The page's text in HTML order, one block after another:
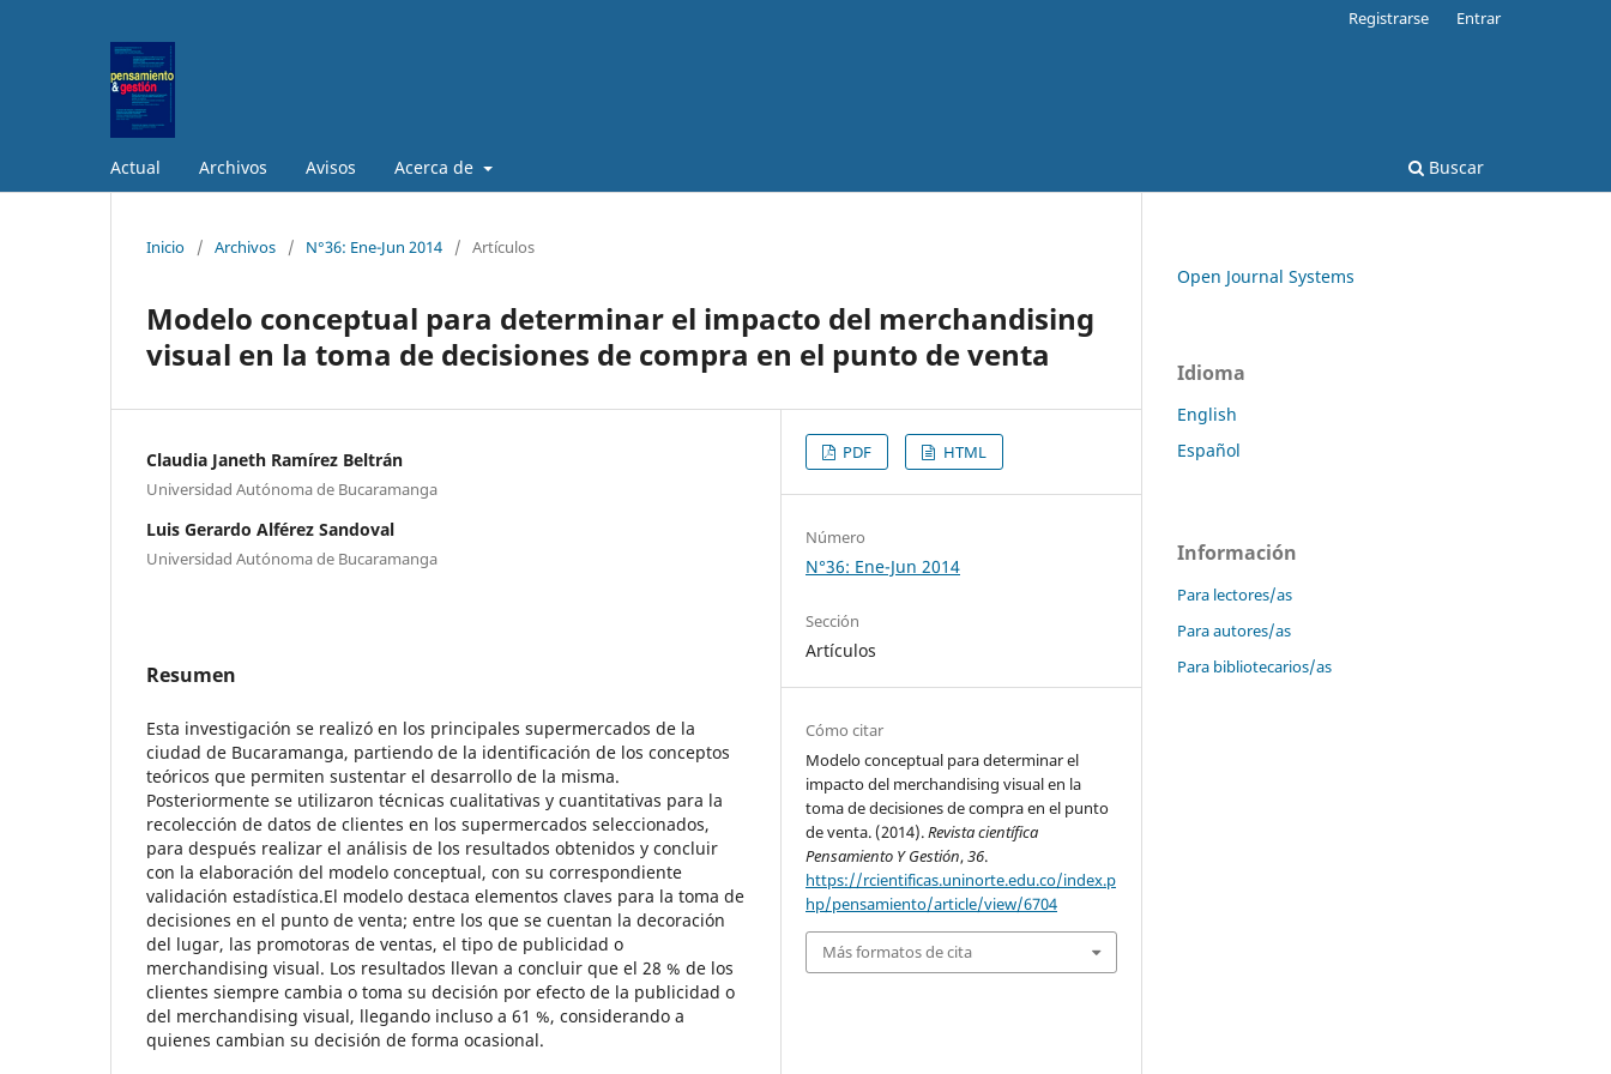
Actual Archivos Avisos Acerca de Buscar
Registrarse Entrar
Inicio / Archivos / N°36: Ene-Jun 2014 / Artículos
Modelo conceptual para determinar el impacto del merchandising
visual en la toma de decisiones de compra en el punto de venta
Claudia Janeth Ramírez Beltrán
Universidad Autónoma de Bucaramanga
Luis Gerardo Alférez Sandoval
Universidad Autónoma de Bucaramanga
Resumen
Esta investigación se realizó en los principales supermercados de la
ciudad de Bucaramanga, partiendo de la identificación de los conceptos
teóricos que permiten sustentar el desarrollo de la misma.
Posteriormente se utilizaron técnicas cualitativas y cuantitativas para la
recolección de datos de clientes en los supermercados seleccionados,
para después realizar el análisis de los resultados obtenidos y concluir
con la elaboración del modelo conceptual, con su correspondiente
validación estadística.El modelo destaca elementos claves para la toma de
decisiones en el punto de venta; entre los que se cuentan la decoración
del lugar, las promotoras de ventas, el tipo de publicidad o
merchandising visual. Los resultados llevan a concluir que el 28 % de los
clientes siempre cambia o toma su decisión por efecto de la publicidad o
del merchandising visual, llegando incluso a 61 %, considerando a
quienes cambian su decisión de forma ocasional.
PDF HTML
Número
N°36: Ene-Jun 2014
Sección
Artículos
Cómo citar
Modelo conceptual para determinar el
impacto del merchandising visual en la
toma de decisiones de compra en el punto
de venta. (2014).Revista científica
Pensamiento Y Gestión,36.
https://rcientificas.uninorte.edu.co/index.p
hp/pensamiento/article/view/6704
Más formatos de cita
Open Journal Systems
Idioma
English
Español
Información
Para lectores/as
Para autores/as
Para bibliotecarios/as